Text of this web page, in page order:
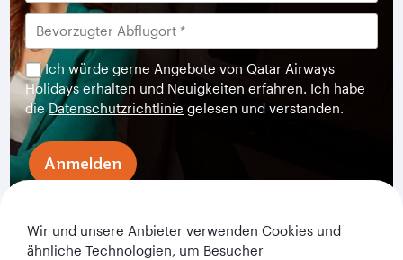
Ich würde gerne Angebote von Qatar Airways
Holidays erhalten und Neuigkeiten erfahren. Ich habe
dieDatenschutzrichtlinie gelesen und verstanden.
Anmelden
Wir und unsere Anbieter verwenden Cookies und
ähnliche Technologien, um Besucher